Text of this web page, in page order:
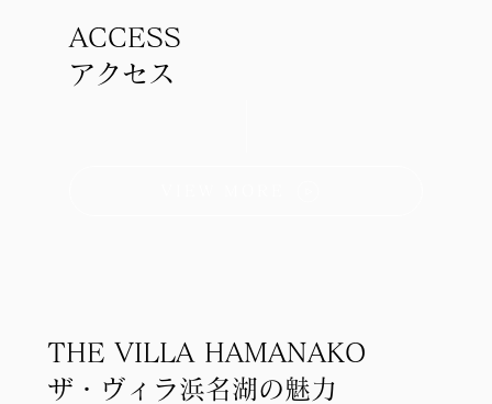
ACCESS
アクセス
THE VILLA HAMANAKO
ザ・ヴィラ浜名湖の魅力